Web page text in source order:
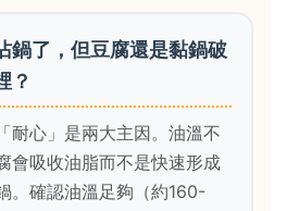
鍋了，但豆腐還是黏鍋破
？
耐心」是兩大主因。油溫不
會吸收油脂而不是快速形成
。確認油溫足夠（約160-